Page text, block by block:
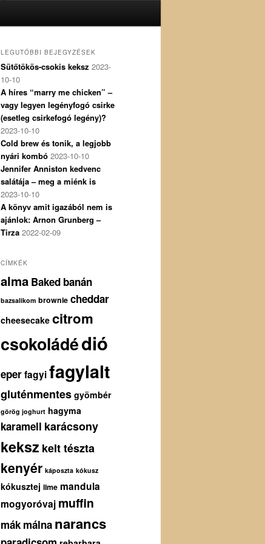
LEGUTÓBBI BEJEGYZÉSEK
Sütőtökös-csokis keksz 2023-
10-10
A híres “marry me chicken” –
vagy legyen legényfogó csirke
(esetleg csirkefogó legény)?
2023-10-10
Cold brew és tonik, a legjobb
nyári kombó 2023-10-10
Jennifer Anniston kedvenc
salátája – meg a miénk is
2023-10-10
A könyv amit igazából nem is
ajánlok: Arnon Grunberg –
Tirza 2022-02-09
CÍMKÉK
alma Baked banán
bazsalikom brownie cheddar
cheesecake citrom
csokoládédió
eperfagyifagylalt
gluténmentes gyömbér
görög joghurt hagyma
karamell karácsony
keksz kelt tészta
kenyér káposzta kókusz
kókusztej lime mandula
mogyoróvaj muffin
mák málna narancs